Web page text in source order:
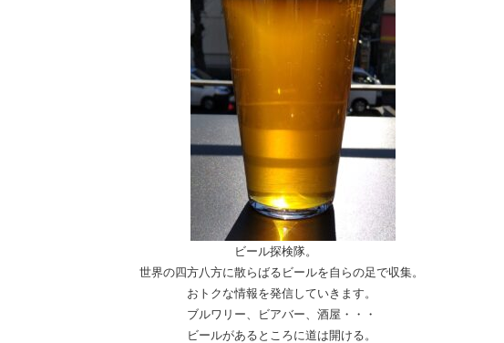
ビール探検隊。
世界の四方八方に散らばるビールを自らの足で収集。
おトクな情報を発信していきます。
ブルワリー、ビアバー、酒屋・
・・
ビールがあるところに道は開ける。